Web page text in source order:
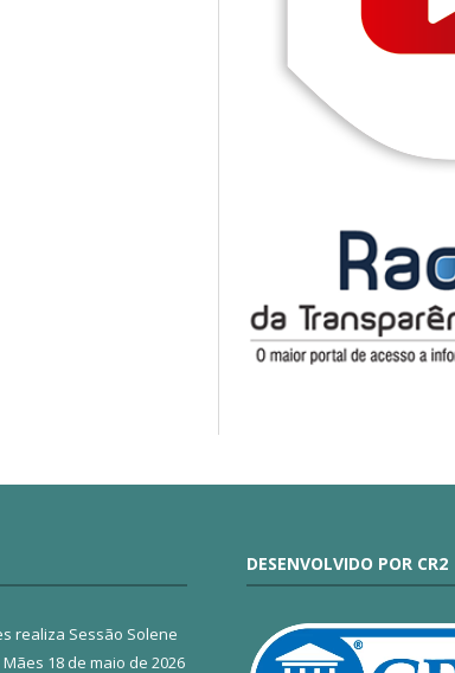
realiza Sessão Solene
18 de maio de 2026
DESENVOLVIDO POR CR2